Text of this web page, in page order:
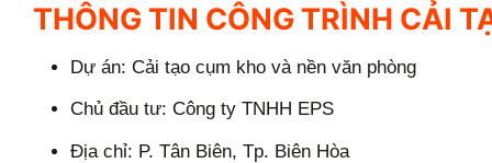
THÔNG TIN CÔNG TRÌNH CẢI
Dự án: Cải tạo cụm kho và nền văn phòng
Chủ đầu tư: Công ty TNHH EPS
Địa chỉ: P. Tân Biên, Tp. Biên Hòa